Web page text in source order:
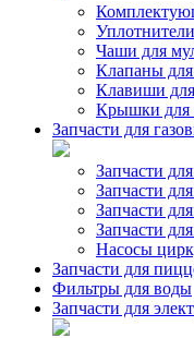
Чаши для
Клапаны для
Клавиши
Крышки для
Запчасти для
Запчасти
Запчасти
Запчасти
Запчасти
Насосы
Запчасти для
Фильтры для воды
Запчасти для